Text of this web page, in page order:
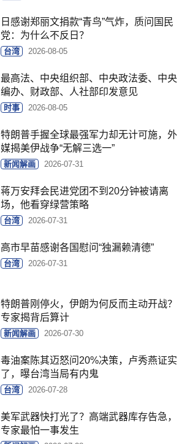
日感谢郑丽文捐款“青鸟”气炸，质问国民
党：为什么不反日？
台湾 2026-08-05
最高法、中央组织部、中央政法委、中央
编办、财政部、人社部印发意见
时事 2026-08-05
特朗普手握全球最强军力却无计可施，外
媒揭美伊战争“无解三选一”
新闻解画 2026-07-31
蒋万安拜会民进党团不到20分钟被请离
场，他看穿绿营策略
台湾 2026-07-31
高市早苗感谢各国慰问“独漏赖清德”
台湾 2026-07-31
特朗普刚停火，伊朗为何反而主动开战？
专家揭背后算计
新闻解画 2026-07-30
毒油案陈其迈怒问20%决策，卢秀燕证实
了，曝台湾当局有内鬼
台湾 2026-07-28
美军武器快打光了？高端武器库存告急，
专家最怕一事发生